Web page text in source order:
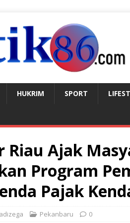
HUKRIM SPORT
Riau Ajak
Program
Pajak
Pekanbaru 0